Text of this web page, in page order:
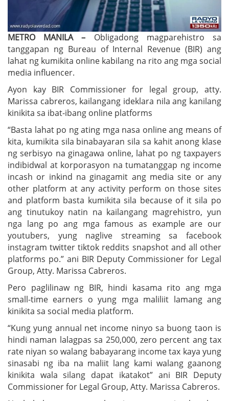
METRO MANILA – Obligadong magparehistro sa
tanggapan ng Bureau of Internal Revenue (BIR) ang
lahat ng kumikita online kabilang na rito ang mga social
media influencer.
Ayon kay BIR Commissioner for legal group, atty.
Marissa cabreros, kailangang ideklara nila ang kanilang
kinikita sa ibat-ibang online platforms
“Basta lahat po ng ating mga nasa online ang means of
kita, kumikita sila binabayaran sila sa kahit anong klase
ng serbisyo na ginagawa online, lahat po ng taxpayers
indibidwal at korporasyon na tumatanggap ng income
incash or inkind na ginagamit ang media site or any
other platform at any activity perform on those sites
and platform basta kumikita sila because of it sila po
ang tinutukoy natin na kailangang magrehistro, yun
nga lang po ang mga famous as example are our
youtubers, yung naglive streaming sa facebook
instagram twitter tiktok reddits snapshot and all other
platforms po.” ani BIR Deputy Commissioner for Legal
Group, Atty. Marissa Cabreros.
Pero paglilinaw ng BIR, hindi kasama rito ang mga
small-time earners o yung mga maliliit lamang ang
kinikita sa social media platform.
“Kung yung annual net income ninyo sa buong taon is
hindi naman lalagpas sa 250,000, zero percent ang tax
rate niyan so walang babayarang income tax kaya yung
sinasabi ng iba na maliit lang kami walang gaanong
kinikita wala silang dapat ikatakot” ani BIR Deputy
Commissioner for Legal Group, Atty. Marissa Cabreros.